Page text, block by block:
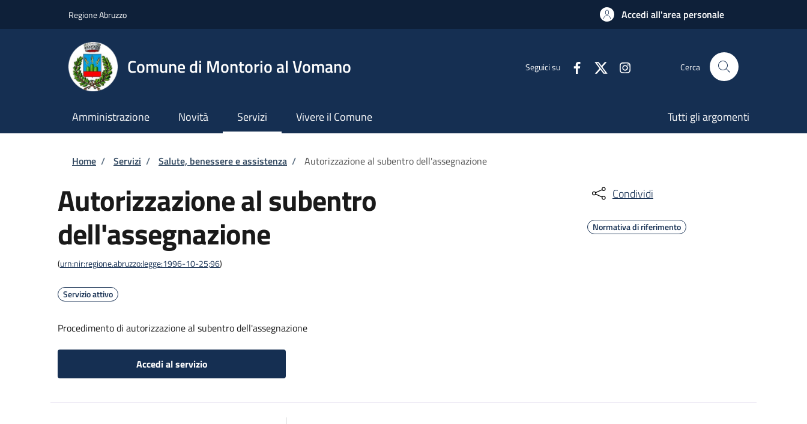
Regione Abruzzo Accedi all'area personale
Comune di Montorio al Vomano Seguici su Cerca
Amministrazione Novità Servizi Vivere il Comune Tutti gli argomenti
Briciole di pane
Home / Servizi / Salute, benessere e assistenza / Autorizzazione al subentro dell'assegnazione
Autorizzazione al subentro
dell'assegnazione
(urn:nir:regione.abruzzo:legge:1996-10-25;96)
Servizio attivo
Procedimento di autorizzazione al subentro dell'assegnazione
Accedi al servizio
Condividi
Normativa di riferimento